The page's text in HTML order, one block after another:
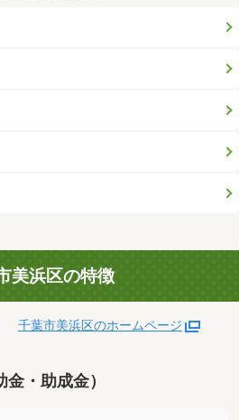
美浜区の特徴
千葉市美浜区のホームページ
・助成金）